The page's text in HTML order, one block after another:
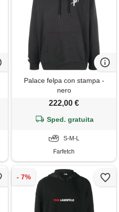
Palace felpa con stampa -
nero
222,00 €
Sped. gratuita
S-M-L
Farfetch